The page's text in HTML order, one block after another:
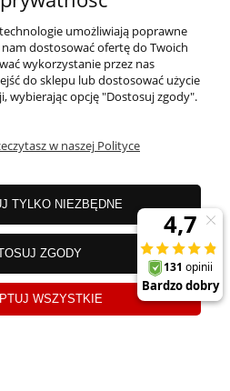
I DOSTAWA
11a, Koszalin 75-216, woj.
REGON: 008201011 | E-mail:
Tel.:504545749
umożliwiają poprawne
dostosować ofertę do Twoich
wykorzystanie przez nas
do sklepu lub dostosować użycie
wybierając opcję "Dostosuj zgody".
w naszej Polityce
TYLKO NIEZBĘDNE
ZGODY
WSZYSTKIE